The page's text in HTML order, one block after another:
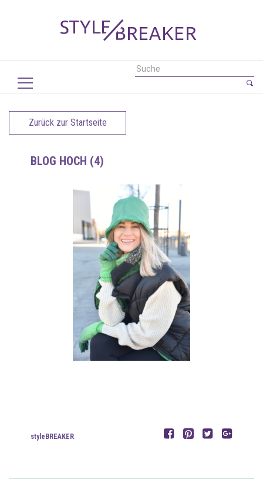
Zurück zur Startseite
BLOG HOCH (4)
styleBREAKER